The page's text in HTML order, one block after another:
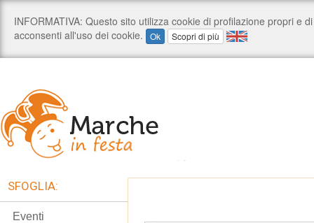
SFOGLIA:
Eventi